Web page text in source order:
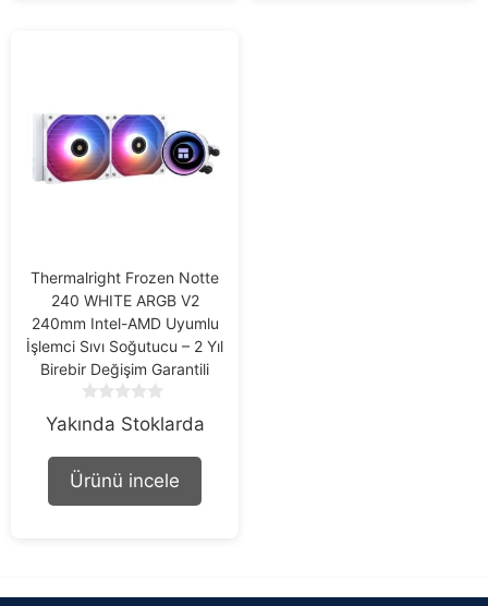
Thermalright Frozen Notte
240 WHITE ARGB V2
240mm Intel-AMD Uyumlu
İşlemci Sıvı Soğutucu – 2 Yıl
Birebir Değişim Garantili
o
o
f
Yakında Stoklarda
Ürünü incele